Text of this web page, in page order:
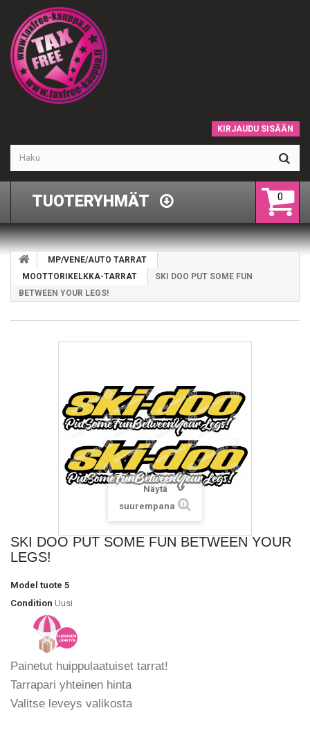
KIRJAUDU SISÄÄN
0
TUOTERYHMÄT
MP/VENE/AUTO TARRAT
MOOTTORIKELKKA-TARRAT
SKI DOO PUT SOME FUN
BETWEEN YOUR LEGS!
Näytä
suurempana
SKI DOO PUT SOME FUN BETWEEN YOUR
LEGS!
Model tuote 5
Condition Uusi
Painetut huippulaatuiset tarrat!
Tarrapari yhteinen hinta
Valitse leveys valikosta